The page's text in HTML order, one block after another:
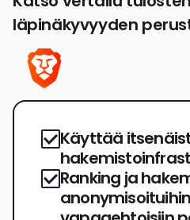
läpinäkyvyyden
Käyttää
Ranking ja